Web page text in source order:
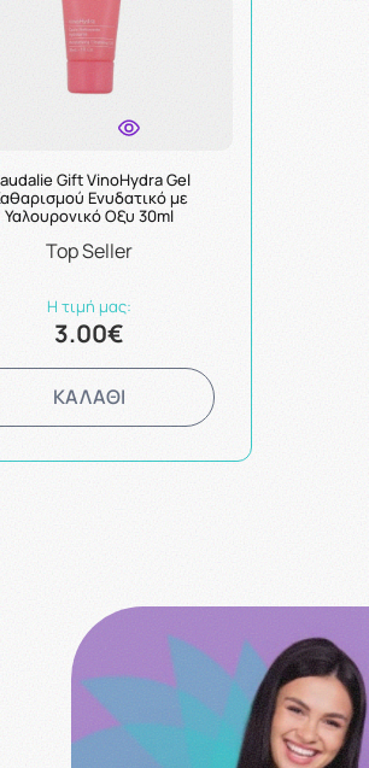
Gift VinoHydra Gel
Ενυδατικό με
Υαλουρονικό Οξυ 30ml
Top Seller
Η τιμή μας:
3.00€
ΚΑΛΑΘΙ